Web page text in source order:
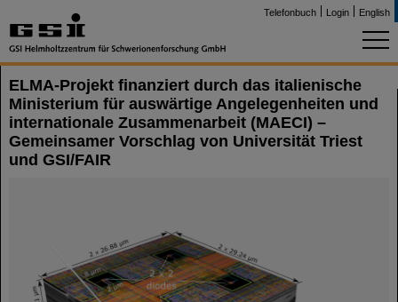
Telefonbuch Login English
ELMA-Projekt finanziert durch das italienische
Ministerium für auswärtige Angelegenheiten und
internationale Zusammenarbeit (MAECI) –
Gemeinsamer Vorschlag von Universität Triest
und GSI/FAIR